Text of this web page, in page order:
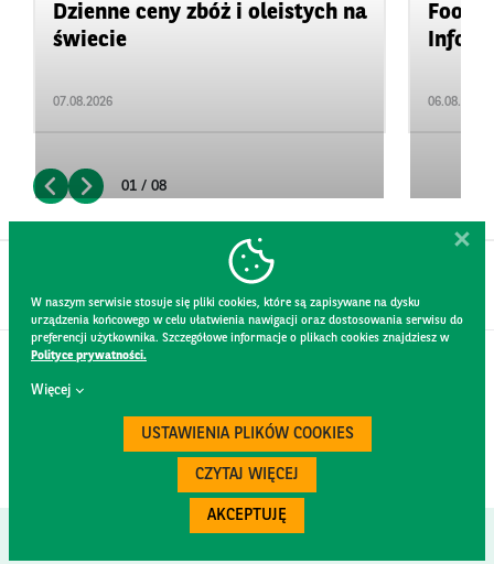
Dzienne ceny zbóż i oleistych na
świecie
07.08.2026 06.08.2026
01 / 08
W naszym serwisie stosuje się pliki cookies, które są zapisywane na dysku
urządzenia końcowego w celu ułatwienia nawigacji oraz dostosowania serwisu do
preferencji użytkownika. Szczegółowe informacje o plikach cookies znajdziesz w
Polityce prywatności.
Więcej
USTAWIENIA PLIKÓW COOKIES
CZYTAJ WIĘCEJ
AKCEPTUJĘ
KONTAKT
REGULAMIN STRONY
POLITYKA PRYWATNOŚCI